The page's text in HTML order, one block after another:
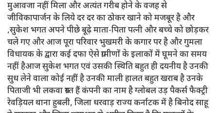
मुआवजा नहीं मिला और अत्यंत गरीब होने के वजह से
जीविकापार्जन के लिये दर दर का ठोकर खाने को मजबूर है और
,सुकेश भगत अपने पीछे बूढ़े माता-पिता पत्नी और बच्चे को छोड़कर
चले गए और आज पूरा परिवार भुखमरी के कगार पर है और गुमला
विधायक के द्वारा कई दफा ऐसे ग्रामीणों के इलाकों में घूमने का समय
नहीं हैआज सुकेश भगत एवं उसकी स्थिति बहुत ही दयनीय है उनकी
सुध लेने वाला कोई नहीं है उनकी माली हालत बहुत खराब है उनके
पिताजी भी लकवा ग्रस्त हैं कंपनी का नाम है ग्लोबल उड़ पैकर्स फैक्ट्री
रेवड़ियल थाना हुबली, जिला धरवाड़ राज्य कर्नाटक में है बिनोद साहू